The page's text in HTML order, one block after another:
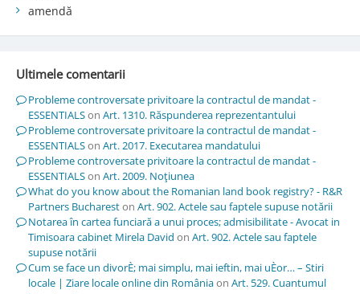
amendă
Ultimele comentarii
Probleme controversate privitoare la contractul de mandat -
ESSENTIALSon Art. 1310. Răspunderea reprezentantului
Probleme controversate privitoare la contractul de mandat -
ESSENTIALSon Art. 2017. Executarea mandatului
Probleme controversate privitoare la contractul de mandat -
ESSENTIALSon Art. 2009. Noţiunea
What do you know about the Romanian land book registry? - R&R
Partners Buchareston Art. 902. Actele sau faptele supuse notării
Notarea în cartea funciară a unui proces; admisibilitate - Avocat in
Timisoara cabinet Mirela David on Art. 902. Actele sau faptele
supuse notării
Cum se face un divorÈ; mai simplu, mai ieftin, mai uÈor… – Stiri
locale | Ziare locale online din Româniaon Art. 529. Cuantumul